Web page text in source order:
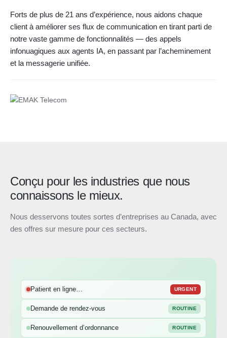
Forts de plus de 21 ans d’expérience, nous aidons chaque
client à améliorer ses flux de communication en tirant parti de
notre vaste gamme de fonctionnalités — des appels
infonuagiques aux agents IA, en passant par l’acheminement
et la messagerie unifiée.
Conçu pour les industries que nous
connaissons le mieux.
Nous desservons toutes sortes d’entreprises au Canada, avec
des offres sur mesure pour ces secteurs.
Patient en ligne… URGENT
Demande de rendez-vous ROUTINE
Renouvellement d’ordonnance ROUTINE